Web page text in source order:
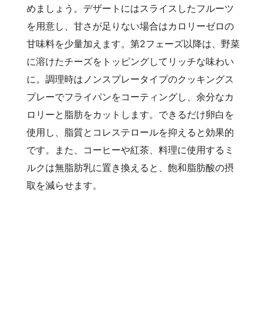
めましょう。デザートにはスライスしたフルーツ
を用意し、甘さが足りない場合はカロリーゼロの
甘味料を少量加えます。第2フェーズ以降は、野菜
に溶けたチーズをトッピングしてリッチな味わい
に。調理時はノンスプレータイプのクッキングス
プレーでフライパンをコーティングし、余分なカ
ロリーと脂肪をカットします。できるだけ卵白を
使用し、脂質とコレステロールを抑えると効果的
です。また、コーヒーや紅茶、料理に使用するミ
ルクは無脂肪乳に置き換えると、飽和脂肪酸の摂
取を減らせます。